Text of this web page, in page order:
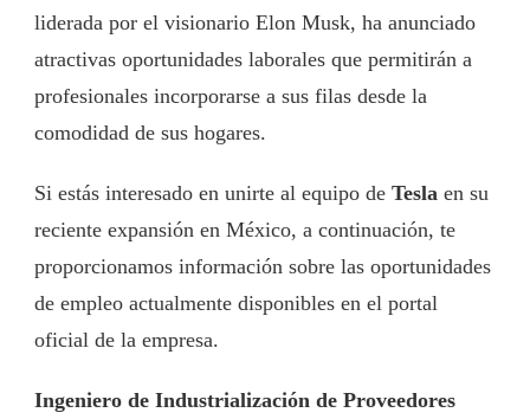
liderada por el visionario Elon Musk, ha anunciado
atractivas oportunidades laborales que permitirán a
profesionales incorporarse a sus filas desde la
comodidad de sus hogares.
Si estás interesado en unirte al equipo de Tesla en su
reciente expansión en México, a continuación, te
proporcionamos información sobre las oportunidades
de empleo actualmente disponibles en el portal
oficial de la empresa.
Ingeniero de Industrialización de Proveedores